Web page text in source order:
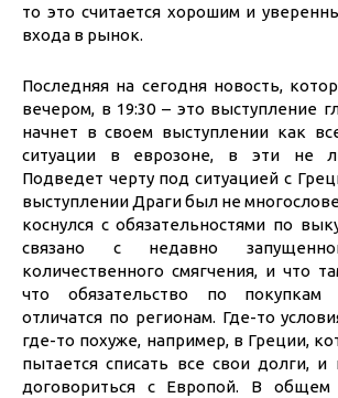
то это считается хорошим и
входа в рынок.
Последняя на сегодня новость,
вечером, в 19:30 – это выступление
начнет в своем выступлении как
ситуации в еврозоне, в эти не
Подведет черту под ситуацией с
выступлении Драги был не
коснулся с обязательностями по
связано с недавно
количественного смягчения, и что
что обязательство по покупкам
отличатся по регионам. Где-то
где-то похуже, например, в Греции,
пытается списать все свои долги,
договориться с Европой. В